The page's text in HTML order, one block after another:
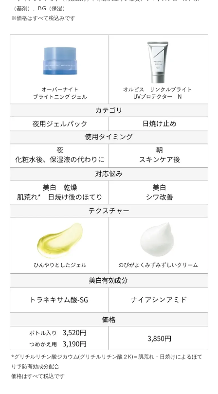
（基剤）、BG（保湿）
※価格はすべて税込みです
*グリチルリチン酸ジカウム(グリチルリチン酸２K)＝肌荒れ・日焼けによるほて
り予防有効成分配合
価格はすべて税込です